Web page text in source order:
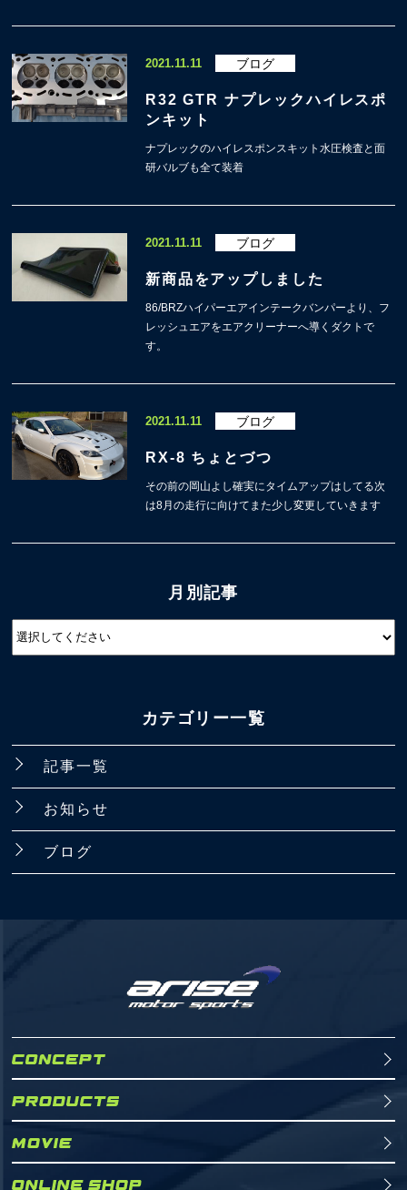
2021.11.11 ブログ
R32 GTR ナプレックハイレスポ
ンキット
ナプレックのハイレスポンスキット水圧検査と面
研バルブも全て装着
2021.11.11 ブログ
新商品をアップしました
86/BRZハイパーエアインテークバンパーより、フ
レッシュエアをエアクリーナーへ導くダクトで
す。
2021.11.11 ブログ
RX-8 ちょとづつ
その前の岡山よし確実にタイムアップはしてる次
は8月の走行に向けてまた少し変更していきます
月別記事
カテゴリー一覧
記事一覧
お知らせ
ブログ